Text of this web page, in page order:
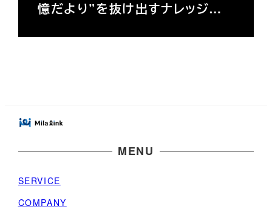
憶だより”を抜け出すナレッジ…
MENU
SERVICE
COMPANY